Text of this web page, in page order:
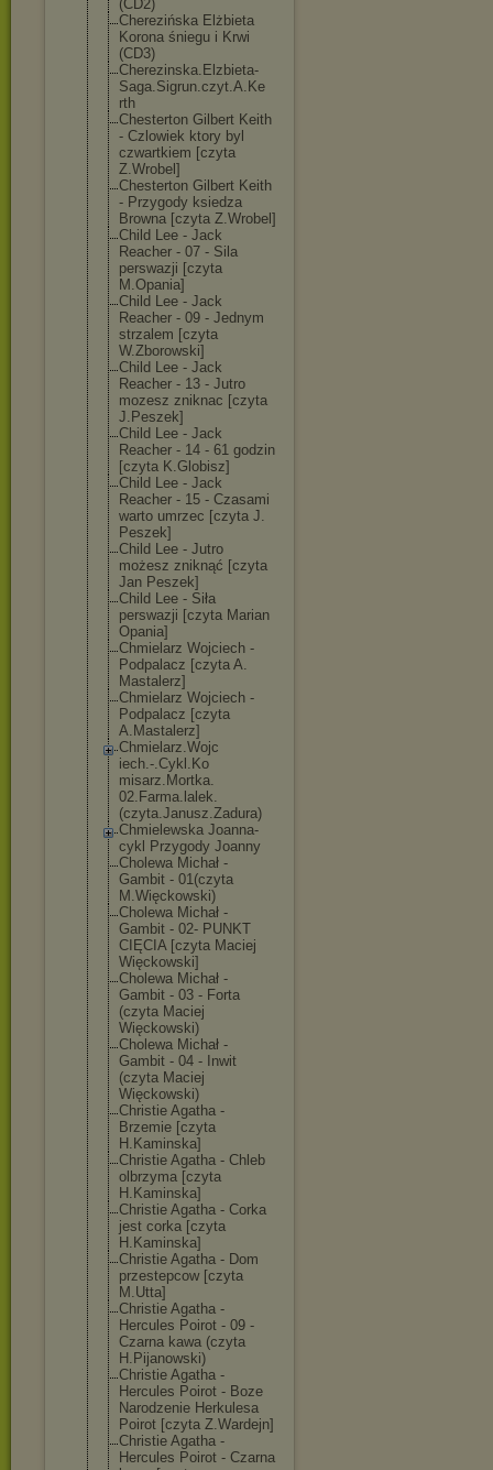
(CD2)
Cherezińska Elżbieta
Korona śniegu i Krwi
(CD3)
Cherezinska.El zbieta-
Saga.Sigrun.czyt.A.Ke
rth
Chesterton Gilbert Keith
- Czlowiek ktory byl
czwartkiem [czyta
Z.Wrobel]
Chesterton Gilbert Keith
- Przygody ksiedza
Browna [czyta Z.Wrobel]
Child Lee - Jack
Reacher - 07 - Sila
perswazji [czyta
M.Opania]
Child Lee - Jack
Reacher - 09 - Jednym
strzalem [czyta
W.Zborowski]
Child Lee - Jack
Reacher - 13 - Jutro
mozesz zniknac [czyta
J.Peszek]
Child Lee - Jack
Reacher - 14 - 61 godzin
[czyta K.Globisz]
Child Lee - Jack
Reacher - 15 - Czasami
warto umrzec [czyta J.
Peszek]
Child Lee - Jutro
możesz zniknąć [czyta
Jan Peszek]
Child Lee - Siła
perswazji [czyta Marian
Opania]
Chmielarz Wojciech -
Podpalacz [czyta A.
Mastalerz]
Chmielarz Wojciech -
Podpalacz [czyta
A.Mastalerz]
Chmielarz.Wojc
iech.-.Cykl.Ko
misarz.Mortka.
02.Farma.lalek.
(czyta.Janusz.Zadura)
Chmielewska Joanna-
cykl Przygody Joanny
Cholewa Michał -
Gambit - 01(czyta
M.Więckowski)
Cholewa Michał -
Gambit - 02- PUNKT
CIĘCIA [czyta Maciej
Więckowski]
Cholewa Michał -
Gambit - 03 - Forta
(czyta Maciej
Więckowski)
Cholewa Michał -
Gambit - 04 - Inwit
(czyta Maciej
Więckowski)
Christie Agatha -
Brzemie [czyta
H.Kaminska]
Christie Agatha - Chleb
olbrzyma [czyta
H.Kaminska]
Christie Agatha - Corka
jest corka [czyta
H.Kaminska]
Christie Agatha - Dom
przestepcow [czyta
M.Utta]
Christie Agatha -
Hercules Poirot - 09 -
Czarna kawa (czyta
H.Pijanowski)
Christie Agatha -
Hercules Poirot - Boze
Narodzenie Herkulesa
Poirot [czyta Z.Wardejn]
Christie Agatha -
Hercules Poirot - Czarna